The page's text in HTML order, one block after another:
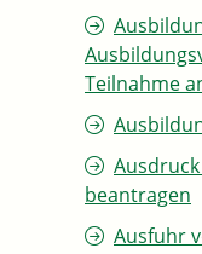
Teilnahme
beantragen
Ausfuhr